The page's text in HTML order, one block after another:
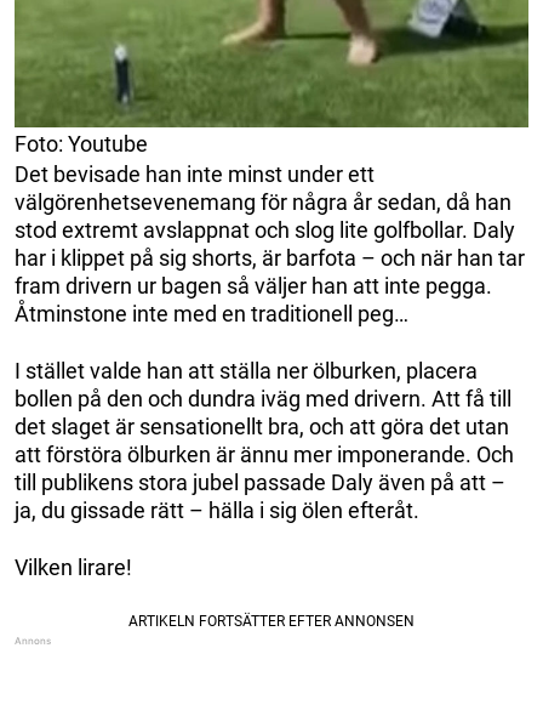
Foto: Youtube
Det bevisade han inte minst under ett
välgörenhetsevenemang för några år sedan, då han
stod extremt avslappnat och slog lite golfbollar. Daly
har i klippet på sig shorts, är barfota – och när han tar
fram drivern ur bagen så väljer han att inte pegga.
Åtminstone inte med en traditionell peg…
I stället valde han att ställa ner ölburken, placera
bollen på den och dundra iväg med drivern. Att få till
det slaget är sensationellt bra, och att göra det utan
att förstöra ölburken är ännu mer imponerande. Och
till publikens stora jubel passade Daly även på att –
ja, du gissade rätt – hälla i sig ölen efteråt.
Vilken lirare!